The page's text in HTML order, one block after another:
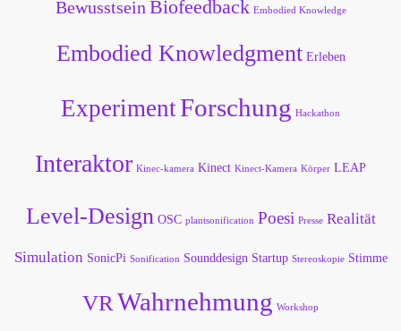
Bewusstsein Biofeedback Embodied Knowledge
Embodied Knowledgment Erleben
ExperimentForschung Hackathon
Interaktor Kinec-kamera Kinect Kinect-Kamera Körper LEAP
Level-Design OSC plantsonification Poesi Presse Realität
Simulation SonicPi Sonification Sounddesign Startup Stereoskopie Stimme
VR Wahrnehmung Workshop